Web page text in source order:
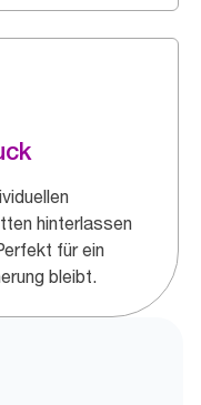
hinterlassen
für ein
bleibt.